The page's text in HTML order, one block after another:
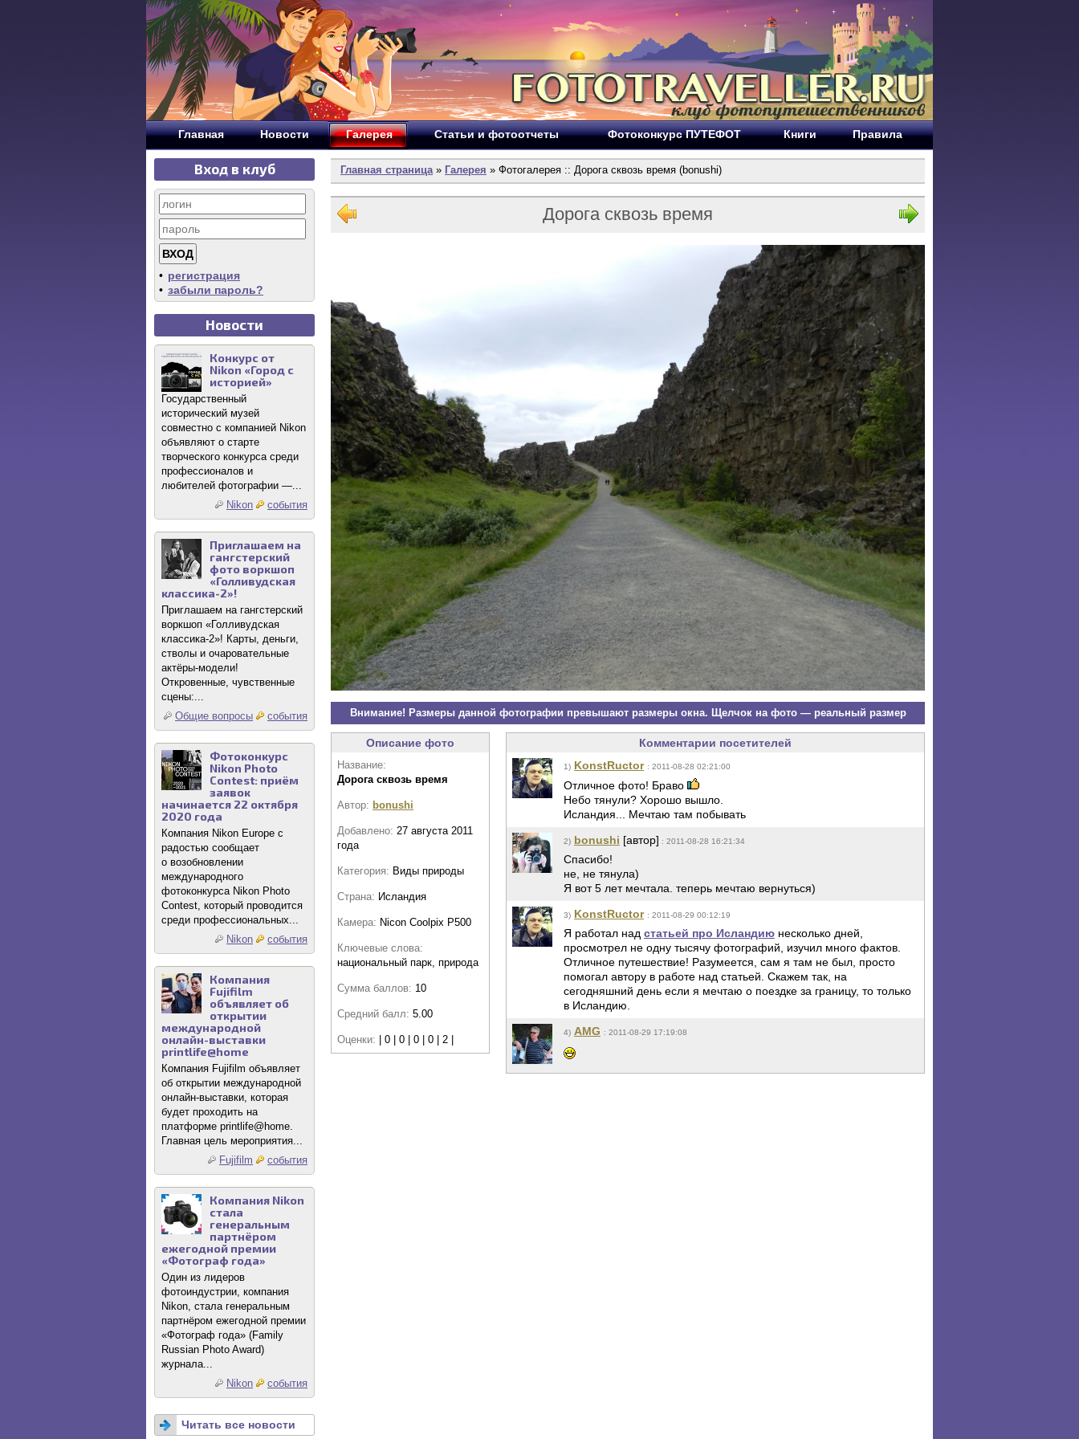
Главная Новости Галерея Статьи и фотоотчеты Фотоконкурс ПУТЕФОТ Книги Правила
Вход в клуб
• регистрация
• забыли пароль?
Новости
Конкурс от
Nikon «Город с
историей»
Государственный
исторический музей
совместно с компанией Nikon
объявляют о старте
творческого конкурса среди
профессионалов и
любителей фотографии —...
Nikon
события
Приглашаем на
гангстерский
фото воркшоп
«Голливудская
классика-2»!
Приглашаем на гангстерский
воркшоп «Голливудская
классика-2»! Карты, деньги,
стволы и очаровательные
актёры-модели!
Откровенные, чувственные
сцены:...
Общие вопросы
события
Фотоконкурс
Nikon Photo
Contest: приём
заявок
начинается 22 октября
2020 года
Компания Nikon Europe с
радостью сообщает
о возобновлении
международного
фотоконкурса Nikon Photo
Contest, который проводится
среди профессиональных...
Nikon
события
Компания
Fujifilm
объявляет об
открытии
международной
онлайн-выставки
printlife@home
Компания Fujifilm объявляет
об открытии международной
онлайн-выставки, которая
будет проходить на
платформе printlife@home.
Главная цель мероприятия...
Fujifilm
события
Компания Nikon
стала
генеральным
партнёром
ежегодной премии
«Фотограф года»
Один из лидеров
фотоиндустрии, компания
Nikon, стала генеральным
партнёром ежегодной премии
«Фотограф года» (Family
Russian Photo Award)
журнала...
Nikon
события
Читать все новости
Главная страница» Галерея » Фотогалерея :: Дорога сквозь время (bonushi)
Дорога сквозь время
Внимание! Размеры данной фотографии превышают размеры окна. Щелчок на фото — реальный размер
Описание фото
Название:
Дорога сквозь время
Автор: bonushi
Добавлено: 27 августа 2011
года
Категория: Виды природы
Страна: Исландия
Камера: Nicon Coolpix P500
Ключевые слова:
национальный парк, природа
Сумма баллов: 10
Средний балл: 5.00
Оценки: | 0 | 0 | 0 | 0 | 2 |
Комментарии посетителей
1) KonstRuctor : 2011-08-28 02:21:00
Отличное фото! Браво
Небо тянули? Хорошо вышло.
Исландия... Мечтаю там побывать
2) bonushi [автор] : 2011-08-28 16:21:34
Спасибо!
не, не тянула)
Я вот 5 лет мечтала. теперь мечтаю вернуться)
3) KonstRuctor : 2011-08-29 00:12:19
Я работал над статьей про Исландию несколько дней,
просмотрел не одну тысячу фотографий, изучил много фактов.
Отличное путешествие! Разумеется, сам я там не был, просто
помогал автору в работе над статьей. Скажем так, на
сегодняшний день если я мечтаю о поездке за границу, то только
в Исландию.
4) AMG : 2011-08-29 17:19:08